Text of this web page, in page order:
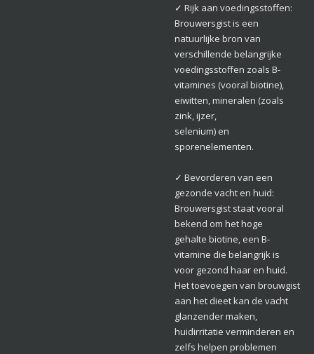
✓ Rijk aan voedingsstoffen:
Brouwersgist is een
natuurlijke bron van
verschillende belangrijke
voedingsstoffen zoals B-
vitamines (vooral biotine),
eiwitten, mineralen (zoals
zink, ijzer,
selenium) en
sporenelementen.
✓ Bevorderen van een
gezonde vacht en huid:
Brouwersgist staat vooral
bekend om het hoge
gehalte biotine, een B-
vitamine die belangrijk is
voor gezond haar en huid.
Het toevoegen van brouwgist
aan het dieet kan de vacht
glanzender maken,
huidirritatie verminderen en
zelfs helpen problemen